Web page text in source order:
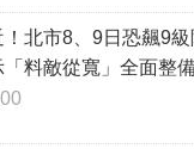
北市8、9日恐飆9
料敵從寬」全面整